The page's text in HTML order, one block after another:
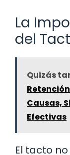
La
del
Quizás
Causas,
Efectivas
El tacto